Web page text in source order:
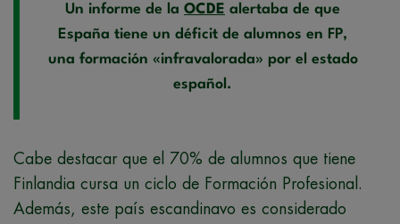
Un informe de la OCDE alertaba de que
España tiene un déficit de alumnos en FP,
una formación «infravalorada» por el estado
español.
Cabe destacar que el 70% de alumnos que tiene
Finlandia cursa un ciclo de Formación Profesional.
Además, este país escandinavo es considerado